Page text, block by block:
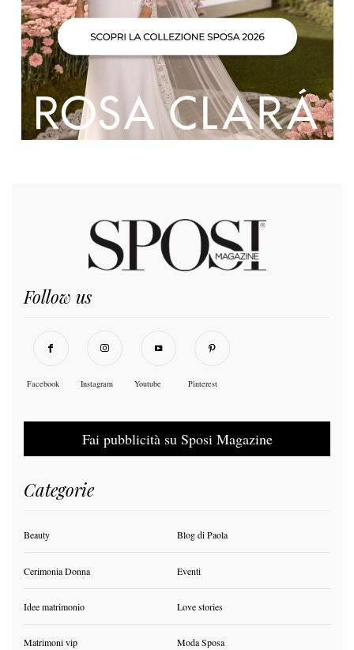
Follow us
Facebook Instagram Youtube Pinterest
Fai pubblicità su Sposi Magazine
Categorie
Beauty Blog di Paola
Cerimonia Donna Eventi
Idee matrimonio Love stories
Matrimoni vip Moda Sposa